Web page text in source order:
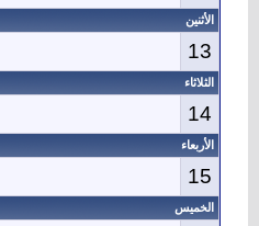
الأثنين
13
الثلاثاء
14
الأربعاء
15
الخميس